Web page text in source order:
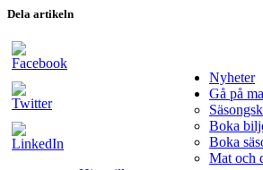
Dela artikeln
Nyheter
Gå på
Boka
Boka
Mat och